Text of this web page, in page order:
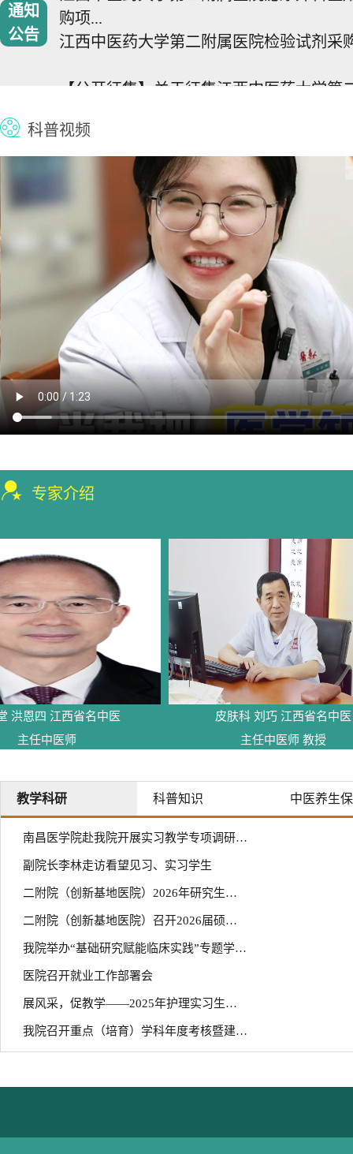
通知
公告
购项...
江西中医药大学第二附属医院检验试剂采
【公开征集】关于征集江西中医药大学第
选公告
江西中医药大学第二附属医院门诊与住院
江西中医药大学第二附属医院中药煎药机
装机...
江西中医药大学第二附属医院泌尿外科医
江西中医药大学第二附属医院信息网络设
江西中医药大学第二附属医院2026年公开
江西中医药大学第二附属医院泌尿外科医
购项...
江西中医药大学第二附属医院检验试剂采
科普视频
专家介绍
江西省名中医
中医师
皮肤科 刘巧 江西省名中医
主任中医师 教授
教学科研 科普知识 中医养生
南昌医学院赴我院开展实习教学专项调研交流
副院长李林走访看望见习、实习学生
二附院（创新基地医院）2026年研究生答辩时间安排
二附院（创新基地医院）召开2026届硕士研究生就业工作推进会议
我院举办“基础研究赋能临床实践”专题学术报告
医院召开就业工作部署会
展风采，促教学——2025年护理实习生小讲课竞赛圆满落幕
我院召开重点（培育）学科年度考核暨建设经验交流会